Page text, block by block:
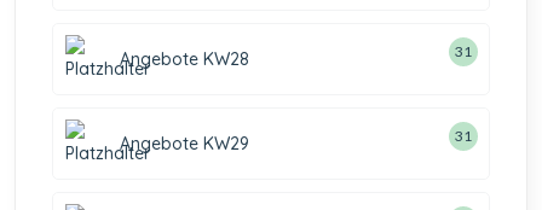
Angebote KW28 31
Angebote KW29 31